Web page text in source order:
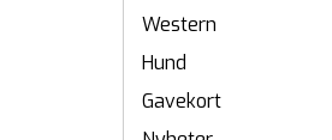
Western
Hund
Gavekort